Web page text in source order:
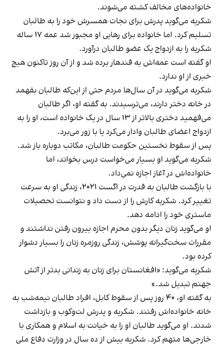
خانواده‌های مخالف کشته می‌شوند.
شکریه می‌گوید پدرش برای نجات همسرش خود را به طالبان
تسلیم کرد. اما خانواده برای رهایی او مجبور شد عمه ۱۷ ساله
شکریه را به ازدواج یک عضو طالبان درآورد.
او گفته است عمه‌اش به قندهار برده شد و از آن روز تاکنون هیچ
خبری از او ندارد.
شکریه می‌گوید در آن سال‌ها مردم حتی از این‌که طالبان بفهمد
در خانه دختر دارند، می‌ترسیدند. به گفته او، اگر طالبان
می‌فهمید دختری بالاتر از ۱۳ سال در یک خانواده است، او را به
ازدواج اعضای طالبان وادار می‌کرد یا با زور می‌برد.
پس از سقوط نخستین حکومت طالبان، مکاتب دوباره باز شد.
شکریه می‌گوید او بسیار می‌خواست درس بخواند، اما
خانواده‌اش در آغاز اجازه نمی‌داد.
با بازگشت طالبان به قدرت در اگست ۲۰۲۱، زندگی او به سرعت
تغییر کرد. شکریه کارش را از دست داد و نتوانست تحصیلات
ماستری خود را ادامه دهد.
او می‌گوید زنان دیگر بدون محرم اجازه بیرون رفتن نداشتند و
مقررات سخت‌گیرانه پوشش، زندگی روزمره زنان را بسیار دشوار
کرده بود.
شکریه می‌گوید: «افغانستان برای زنان به زندانی بدتر از آتش
جهنم تبدیل شد.»
به گفته او، ۴۰ روز پس از سقوط کابل، افراد طالبان نیمه‌شب به
خانه خانواده‌اش رفتند. شکریه و پدرش لت‌وکوب و بازداشت
شدند. او می‌گوید طالبان او را به خیانت به اسلام و همکاری با
خارجی‌ها متهم کرد. شکریه بیش از ده سال در وزارت دفاع ملی